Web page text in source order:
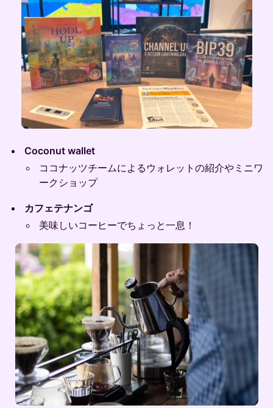
Coconut wallet
ココナッツチームによるウォレットの紹介やミニワ
ークショップ
カフェテナンゴ
美味しいコーヒーでちょっと一息！